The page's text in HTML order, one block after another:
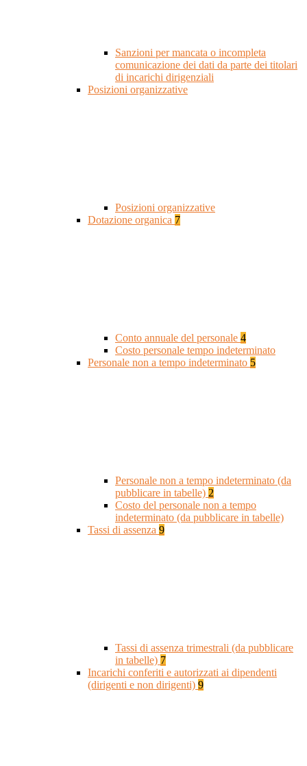
Sanzioni per mancata o incompleta
comunicazione dei dati da parte dei titolari
di incarichi dirigenziali
Posizioni organizzative
Posizioni organizzative
Dotazione organica 7
Conto annuale del personale 4
Costo personale tempo indeterminato
Personale non a tempo indeterminato 5
Personale non a tempo indeterminato (da
pubblicare in tabelle) 2
Costo del personale non a tempo
indeterminato (da pubblicare in tabelle)
Tassi di assenza 9
Tassi di assenza trimestrali (da pubblicare
in tabelle) 7
Incarichi conferiti e autorizzati ai dipendenti
(dirigenti e non dirigenti) 9